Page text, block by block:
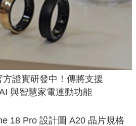
證實研發中！傳將支援
與智慧家電連動功能
18 Pro 設計圖 A20 晶片規格